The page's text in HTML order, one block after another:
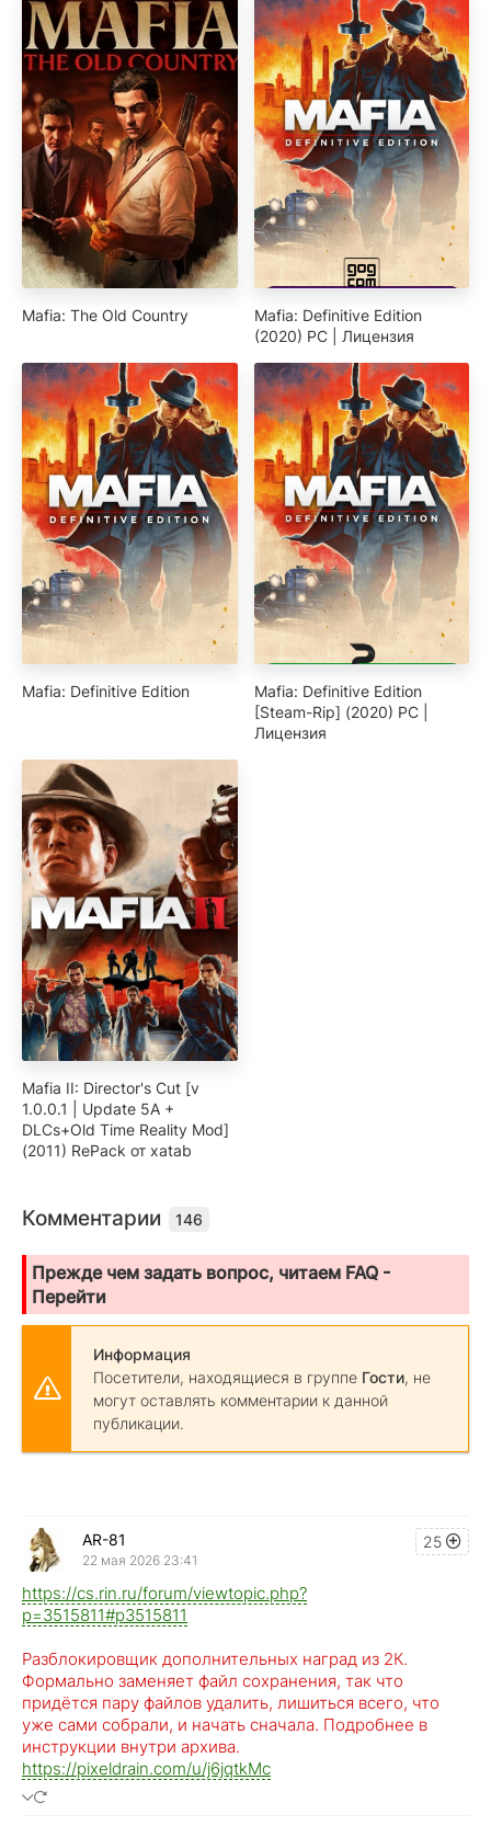
Mafia: The Old Country
Mafia: Definitive Edition
(2020) PC | Лицензия
Mafia: Definitive Edition
Mafia: Definitive Edition
[Steam-Rip] (2020) PC |
Лицензия
Mafia II: Director's Cut [v
1.0.0.1 | Update 5A +
DLCs+Old Time Reality Mod]
(2011) RePack от xatab
Комментарии 146
Прежде чем задать вопрос, читаем FAQ -
Перейти
Информация
Посетители, находящиеся в группе Гости, не
могут оставлять комментарии к данной
публикации.
25
AR-81
22 мая 2026 23:41
https://cs.rin.ru/forum/viewtopic.php?
p=3515811#p3515811
Разблокировщик дополнительных наград из 2К.
Формально заменяет файл сохранения, так что
придётся пару файлов удалить, лишиться всего, что
уже сами собрали, и начать сначала. Подробнее в
инструкции внутри архива.
https://pixeldrain.com/u/j6jqtkMc